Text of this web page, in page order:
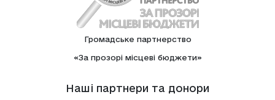
Громадське партнерство
«За прозорі місцеві бюджети»
Нашi партнери та донори